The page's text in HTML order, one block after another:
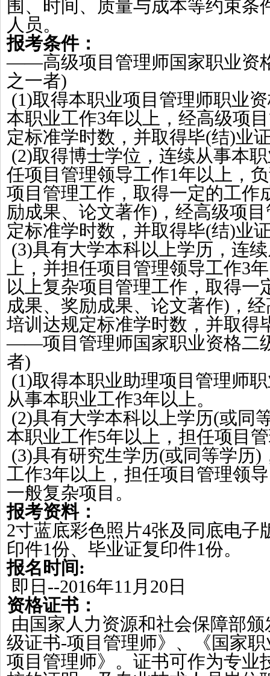
围、时间、质量与成本等约束条
人员。
报考条件：
——高级项目管理师国家职业资
之一者)
(1)取得本职业项目管理师职业
本职业工作3年以上，经高级项
定标准学时数，并取得毕(结)业
(2)取得博士学位，连续从事本
任项目管理领导工作1年以上，
项目管理工作，取得一定的工作
励成果、论文著作)，经高级项
定标准学时数，并取得毕(结)业
(3)具有大学本科以上学历，连
上，并担任项目管理领导工作3
以上复杂项目管理工作，取得一
成果、奖励成果、论文著作)，
培训达规定标准学时数，并取得
——项目管理师国家职业资格二
者)
(1)取得本职业助理项目管理师
从事本职业工作3年以上。
(2)具有大学本科以上学历(或同
本职业工作5年以上，担任项目
(3)具有研究生学历(或同等学历)
工作3年以上，担任项目管理领
一般复杂项目。
报考资料：
2寸蓝底彩色照片4张及同底电子
印件1份、毕业证复印件1份。
报名时间 :
即日--2016年11 月 20 日
资格证书：
由国家人力资源和社会保障部
级证书-项目管理师》 、
《国家
项目管理师》。证书可作为专业